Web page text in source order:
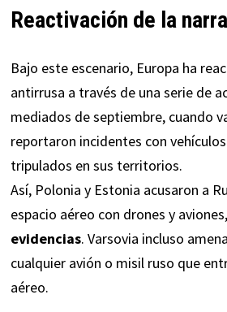
Reactivación de la
Bajo este escenario, Europa ha
antirrusa a través de una serie de
mediados de septiembre, cuando
reportaron incidentes con
tripulados en sus territorios.
Así, Polonia y Estonia acusaron a
espacio aéreo con drones y aviones,
evidencias. Varsovia incluso
cualquier avión o misil ruso que
aéreo.